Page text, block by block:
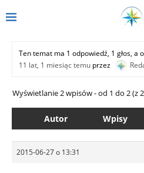
Ten temat ma 1 odpowiedź, 1 głos, a
11 lat, 1 miesiąc temu przez
Wyświetlanie 2 wpisów - od 1 do 2 (z
Autor Wpisy
2015-06-27 o 13:31